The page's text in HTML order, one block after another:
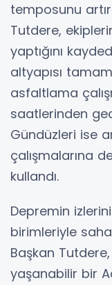
temposunu
Tutdere,
yaptığını
altyapısı
asfaltlama
saatlerinden
Gündüzleri ise
çalışmalarına
kullandı.
Depremin
birimleriyle
Başkan
yaşanabilir bir